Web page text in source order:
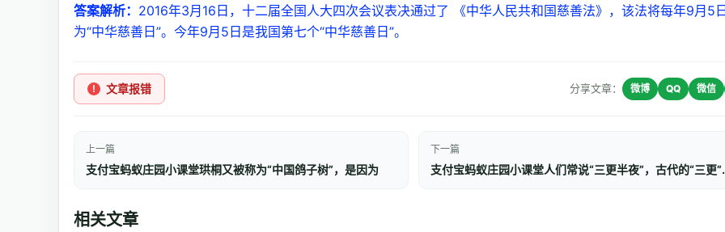
答案解析： 2016年3月16日，十二届全国人大四次会议表决通过了 《中华人民共和国慈善法》，该法将每年9月5
为“中华慈善日”。今年9月5日是我国第七个“中华慈善日”。
文章报错 分享文章： 微博 QQ 微信
上一篇
支付宝蚂蚁庄园小课堂珙桐又被称为“中国鸽子树”，是因为
下一篇
支付宝蚂蚁庄
相关文章